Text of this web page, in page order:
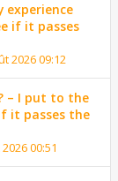
experience
if it passes
2026 09:12
– I put to the
it passes the
00:51